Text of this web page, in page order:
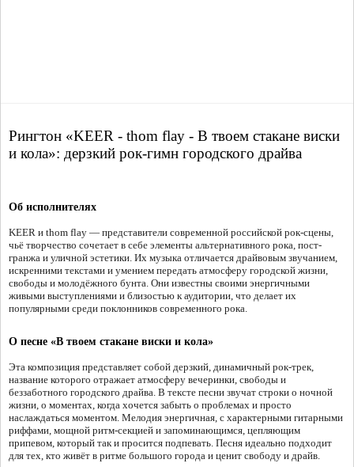
Рингтон «KEER - thom flay - В твоем стакане виски
и кола»: дерзкий рок-гимн городского драйва
Об исполнителях
KEER и thom flay — представители современной российской рок-сцены,
чьё творчество сочетает в себе элементы альтернативного рока, пост-
гранжа и уличной эстетики. Их музыка отличается драйвовым звучанием,
искренними текстами и умением передать атмосферу городской жизни,
свободы и молодёжного бунта. Они известны своими энергичными
живыми выступлениями и близостью к аудитории, что делает их
популярными среди поклонников современного рока.
О песне «В твоем стакане виски и кола»
Эта композиция представляет собой дерзкий, динамичный рок-трек,
название которого отражает атмосферу вечеринки, свободы и
беззаботного городского драйва. В тексте песни звучат строки о ночной
жизни, о моментах, когда хочется забыть о проблемах и просто
наслаждаться моментом. Мелодия энергичная, с характерными гитарными
риффами, мощной ритм-секцией и запоминающимся, цепляющим
припевом, который так и просится подпевать. Песня идеально подходит
для тех, кто живёт в ритме большого города и ценит свободу и драйв.